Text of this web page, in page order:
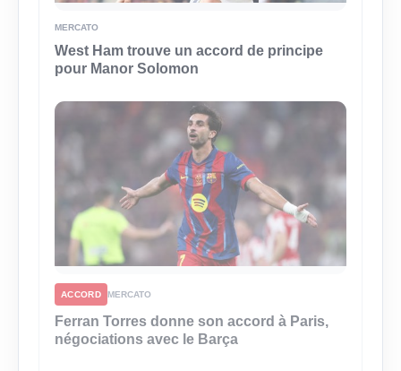
MERCATO
West Ham trouve un accord de principe
pour Manor Solomon
ACCORD MERCATO
Ferran Torres donne son accord à Paris,
négociations avec le Barça